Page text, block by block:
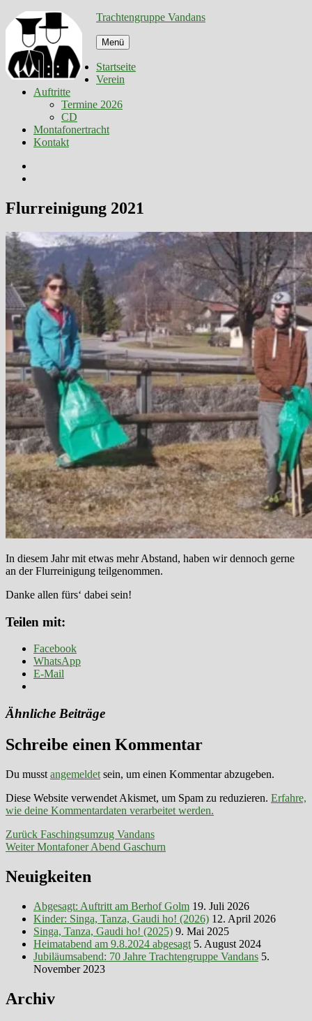
Zum
Inhalt
springen
Trachtengruppe Vandans
Menü
Startseite
Verein
Auftritte
Termine 2026
CD
Montafonertracht
Kontakt
Flurreinigung 2021
In diesem Jahr mit etwas mehr Abstand, haben wir dennoch gerne
an der Flurreinigung teilgenommen.
Danke allen fürs‘ dabei sein!
Teilen mit:
Facebook
WhatsApp
E-Mail
Ähnliche Beiträge
Schreibe einen Kommentar
Du musst angemeldet sein, um einen Kommentar abzugeben.
Diese Website verwendet Akismet, um Spam zu reduzieren. Erfahre,
wie deine Kommentardaten verarbeitet werden.
Beitragsnavigation
Zurück Vorheriger
Beitrag:
Faschingsumzug Vandans
Weiter Nächster
Montafoner Abend Gaschurn
Neuigkeiten
Abgesagt: Auftritt am Berhof Golm 19. Juli 2026
Kinder: Singa, Tanza, Gaudi ho! (2026) 12. April 2026
Singa, Tanza, Gaudi ho! (2025) 9. Mai 2025
Heimatabend am 9.8.2024 abgesagt 5. August 2024
Jubiläumsabend: 70 Jahre Trachtengruppe Vandans 5.
November 2023
Archiv